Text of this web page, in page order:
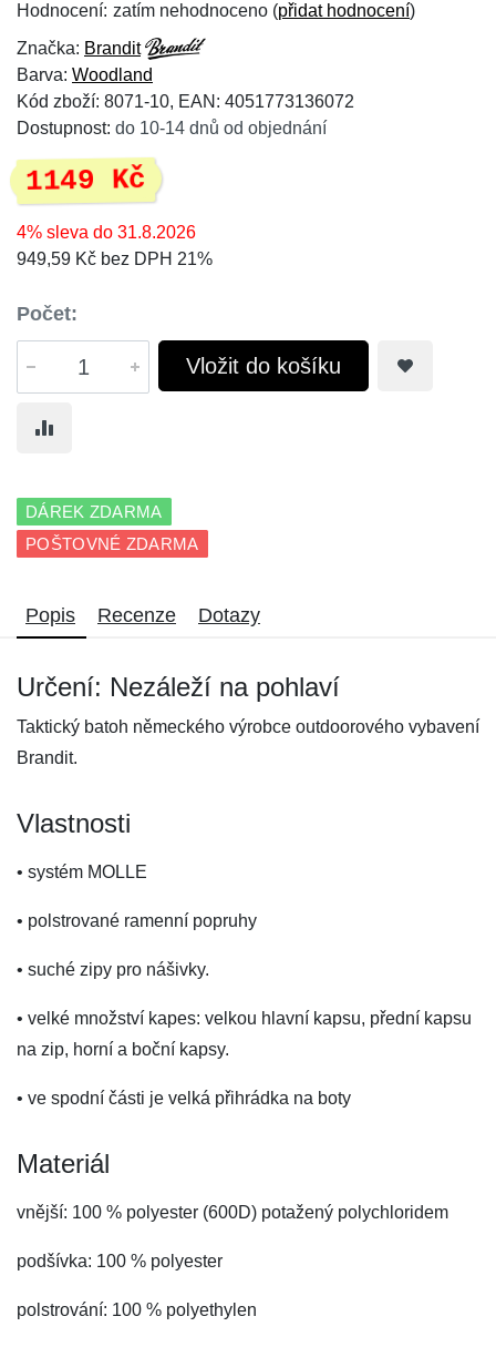
Hodnocení: zatím nehodnoceno (přidat hodnocení)
Značka: Brandit
Barva: Woodland
Kód zboží: 8071-10, EAN: 4051773136072
Dostupnost: do 10-14 dnů od objednání
1149 Kč
4% sleva do 31.8.2026
949,59 Kč bez DPH 21%
Počet:
Vložit do košíku
DÁREK ZDARMA
POŠTOVNÉ ZDARMA
Popis Recenze Dotazy
Určení: Nezáleží na pohlaví
Taktický batoh německého výrobce outdoorového vybavení
Brandit.
Vlastnosti
• systém MOLLE
• polstrované ramenní popruhy
• suché zipy pro nášivky.
• velké množství kapes: velkou hlavní kapsu, přední kapsu
na zip, horní a boční kapsy.
• ve spodní části je velká přihrádka na boty
Materiál
vnější: 100 % polyester (600D) potažený polychloridem
podšívka: 100 % polyester
polstrování: 100 % polyethylen